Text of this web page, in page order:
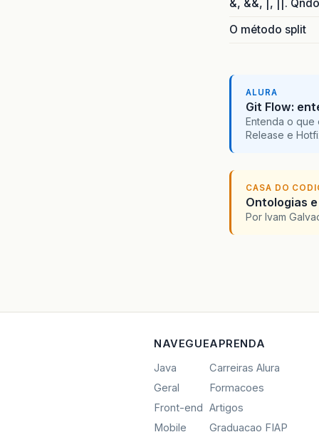
&, &&, |, ||.
O método split
ALURA
Git Flow:
Entenda o que
Release e
CASA DO
Ontologias
Por Ivam
NAVEGUE
Java
Geral
Front-end
Mobile
APRENDA
Carreiras Alura
Formacoes
Artigos
Graduacao FIAP